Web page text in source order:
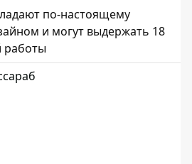
по-настоящему
и могут выдержать 18
работы